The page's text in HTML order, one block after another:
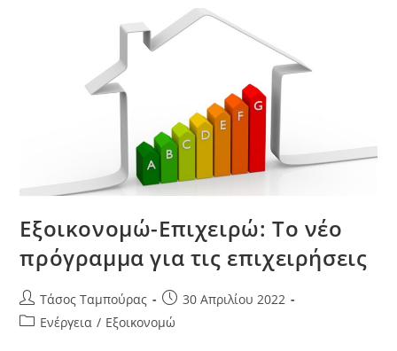
Εξοικονομώ-Επιχειρώ: Το νέο
πρόγραμμα για τις επιχειρήσεις
Τάσος Ταμπούρας
30 Απριλίου 2022
Ενέργεια / Εξοικονομώ